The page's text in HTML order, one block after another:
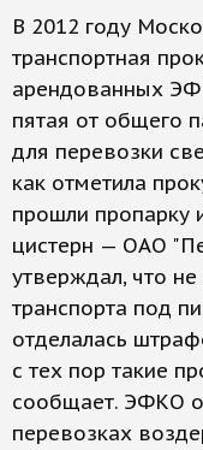
В 2012 году
транспортная
арендованных
пятая от общего
для перевозки
как отметила
прошли пропарку
цистерн — ОАО
утверждал, что
транспорта под
отделалась
с тех пор такие
сообщает. ЭФКО
перевозках